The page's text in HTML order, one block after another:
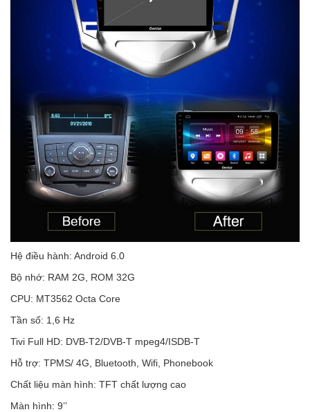
Hệ điều hành: Android 6.0
Bộ nhớ: RAM 2G, ROM 32G
CPU: MT3562 Octa Core
Tần số: 1,6 Hz
Tivi Full HD: DVB-T2/DVB-T mpeg4/ISDB-T
Hỗ trợ: TPMS/ 4G, Bluetooth, Wifi, Phonebook
Chất liệu màn hình: TFT chất lượng cao
Màn hình: 9’’